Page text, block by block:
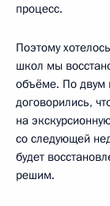
процесс.
Поэтому
школ мы
объёме. По двум
договорились,
на
со следующей
будет
решим.